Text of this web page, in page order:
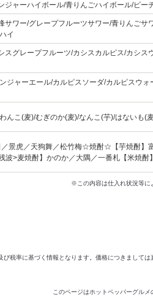
ジャーハイボール/青りんごハイボール/ピー
サワー/グレープフルーツサワー/青りんごサ
イ
スグレープフルーツ/カシスカルピス/カシス
ジャーエール/カルピスソーダ/カルピスウォ
んこ(麦)/むぎのか(麦)/なんこ(芋)/はないも(
景虎／天狗舞／松竹梅☆焼酎☆【芋焼酎】
波>麦焼酎】かのか／大隅／一番札【米焼酎
※この内容は仕入れ状況等に
税率に基づく情報となります。価格につきましては
このページはホットペッパーグルメ